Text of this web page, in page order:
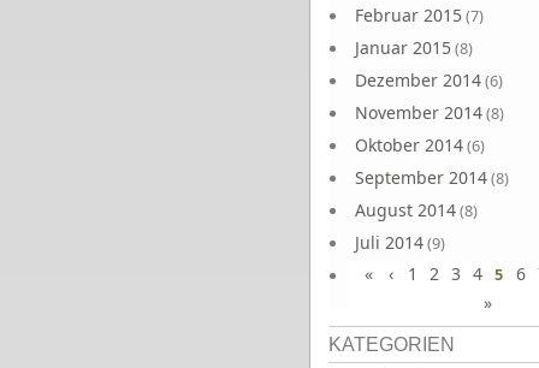
Februar 2015(7)
Januar 2015(8)
Dezember 2014(6)
November 2014(8)
Oktober 2014(6)
September 2014(8)
August 2014(8)
Juli 2014(9)
Juni 2014(8)
« ‹ 1 2 3 4 5 6
»
KATEGORIEN